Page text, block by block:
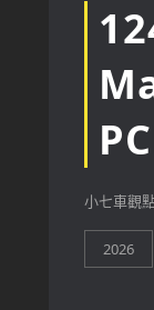
小七車觀